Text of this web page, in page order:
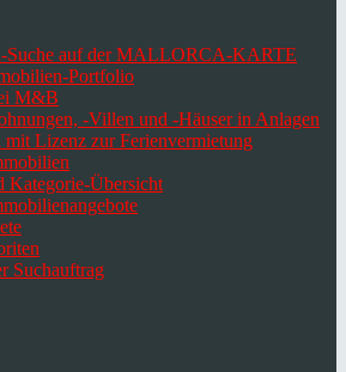
Suche auf der MALLORCA-KARTE
Portfolio
M&B
-Villen und -Häuser in Anlagen
Lizenz zur Ferienvermietung
Kategorie-Übersicht
Suchauftrag